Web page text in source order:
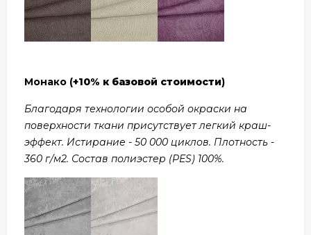
Монако (+10% к базовой стоимости)
Благодаря технологии особой окраски на
поверхности ткани присутствует легкий краш-
эффект. Истирание - 50 000 циклов. Плотность -
360 г/м2. Состав полиэстер (PES) 100%.